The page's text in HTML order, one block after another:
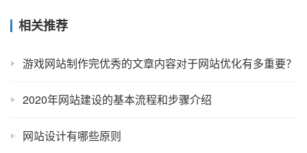
相关推荐
游戏网站制作完优秀的文章内容对于网站优化有多重要？
2020年网站建设的基本流程和步骤介绍
网站设计有哪些原则